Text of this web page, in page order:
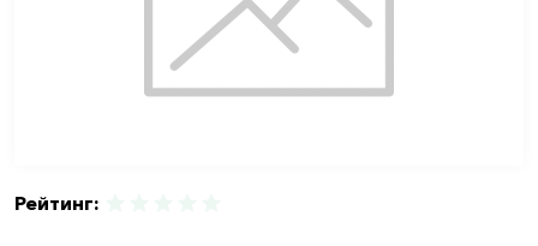
Рейтинг: